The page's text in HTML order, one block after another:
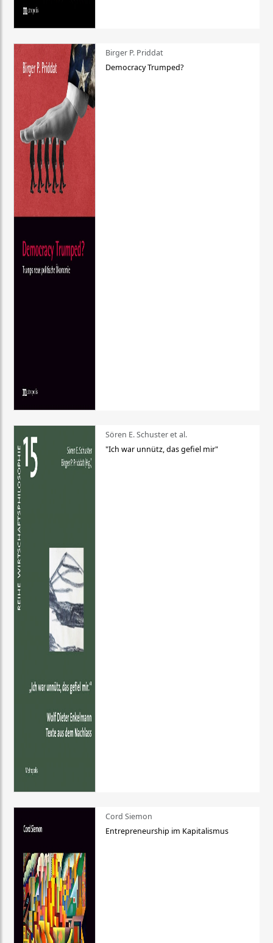
Birger P. Priddat
Democracy Trumped?
Sören E. Schuster et al.
"Ich war unnütz, das gefiel mir"
Cord Siemon
Entrepreneurship im Kapitalismus